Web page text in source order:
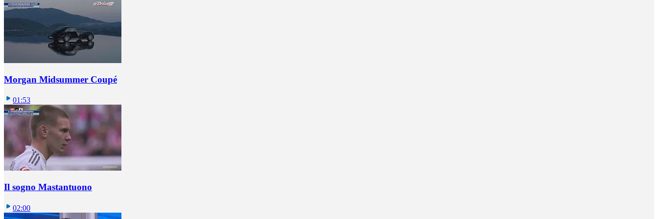
Morgan Midsummer Coupé
01:53
Il sogno Mastantuono
02:00